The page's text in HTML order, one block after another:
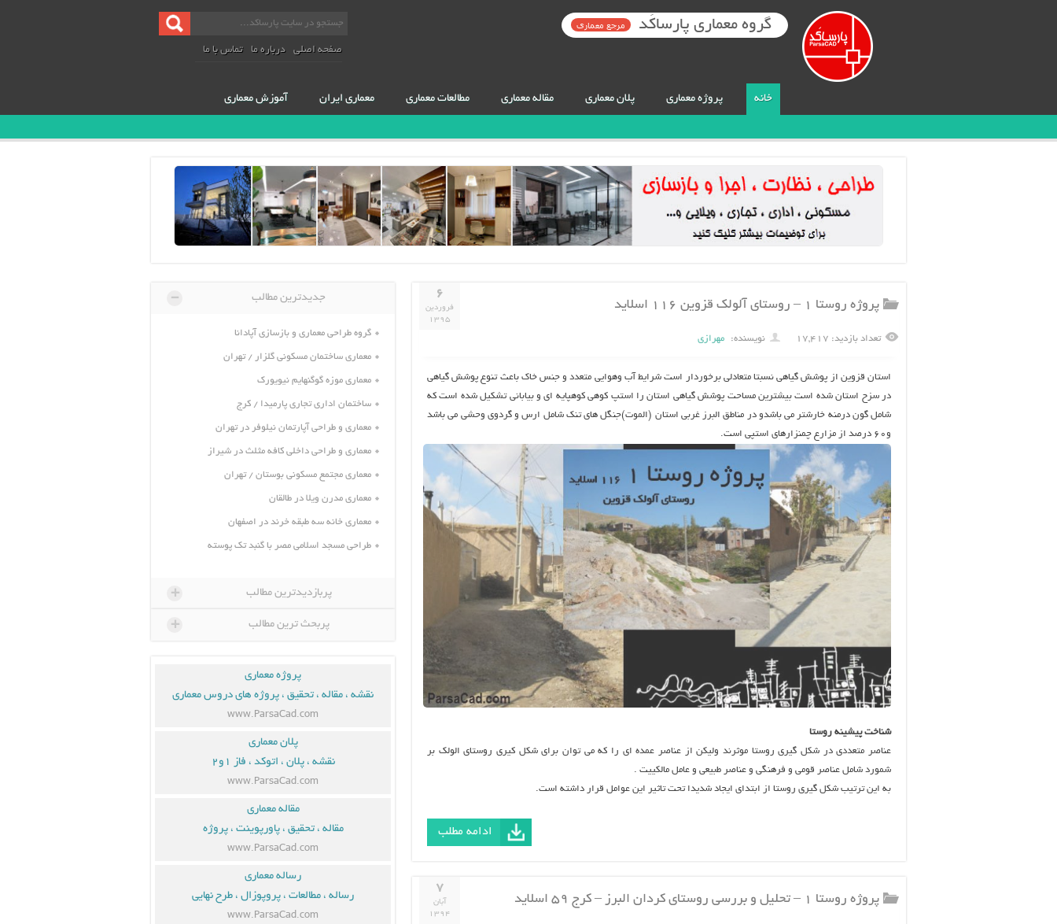
صفحه اصلی درباره ما تماس با ما
خانه پروژه معماری پلان معماری مقاله معماری مطالعات معماری معماری ایران آموزش معماری
گروه معماری پارساکَد مرجع معماری
۶
فروردین
۱۳۹۵
پروژه روستا ۱ – روستای آلولک قزوین ۱۱۶ اسلاید
تعداد بازدید: ۱۷,۴۱۷ نویسنده: مهرازی
استان قزوین از پوشش گیاهی نسبتا متعادلی برخوردار است شرایط آب وهوایی متعدد و جنس خاک باعث تنوع پوشش گیاهی
در سزح استان شده است بیشترین مساحت پوشش گیاهی استان را استپ کوهی کوهپایه ای و بیابانی تشکیل شده است که
شامل گون درمنه خارشتر می باشدو در مناطق البرز غربی استان (الموت)جنگل های تنک شامل ارس و گردوی وحشی می باشد
و۶۰ درصد از مزارع چمنزارهای استپی است.
شناخت پیشینه روستا
عناصر متعددي در شكل گيري روستا موثرند وليكن از عناصر عمده اي را كه مي توان براي شكل كيري روستاي الولك بر
شمورد شامل عناصر قومي و فرهنگي و عناصر طبيعي و عامل مالكييت .
به اين ترتيب شكل گيري روستا از ابتداي ايجاد شديدا تحت تاثير اين عوامل قرار داشته است.
ادامه مطلب
۷
آبان
۱۳۹۴
پروژه روستا ۱ – تحلیل و بررسی روستای کردان البرز – کرج ۵۹ اسلاید
جدیدترین مطالب -
گروه طراحی معماری و بازسازی آپادانا
معماری ساختمان مسکونی گلزار / تهران
معماری موزه گوگنهایم نیویورک
ساختمان اداری تجاری پارمیدا / کرج
معماری و طراحی آپارتمان نیلوفر در تهران
معماری و طراحی داخلی کافه مثلث در شیراز
معماری مجتمع مسکونی بوستان / تهران
معماری مدرن ویلا در طالقان
معماری خانه سه طبقه خرند در اصفهان
طراحی مسجد اسلامی مصر با گنبد تک پوسته
پربازدیدترین مطالب +
پربحث ترین مطالب +
پروژه معماری
نقشه ، مقاله ، تحقیق ، پروژه های دروس معماری
www.ParsaCad.com
پلان معماری
نقشه ، پلان ، اتوکد ، فاز ۱و۲
www.ParsaCad.com
مقاله معماری
مقاله ، تحقیق ، پاورپوینت ، پروژه
www.ParsaCad.com
رساله معماری
رساله ، مطالعات ، پروپوزال ، طرح نهایی
www.ParsaCad.com